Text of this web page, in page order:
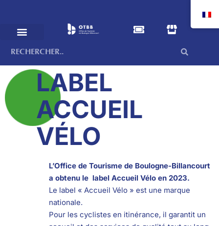
LABEL
ACCUEIL
VÉLO
L’Office de Tourisme de Boulogne-Billancourt
a obtenu le label Accueil Vélo en 2023.
Le label « Accueil Vélo » est une marque
nationale.
Pour les cyclistes en itinérance, il garantit un